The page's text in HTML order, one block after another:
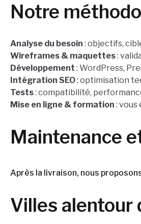
Notre
Analyse du besoin : objectifs,
Wireframes & maquettes:
Développement : WordPress,
Intégration SEO: optimisation
Tests: compatibilité,
Mise en ligne & formation :
Maintenance
Après la livraison, nous
Villes alentour